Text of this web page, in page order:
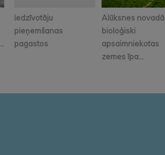
Iedzīvotāju
pieņemšanas
pagastos
Alūksnes novadā
bioloģiski
apsaimniekotas
zemes īpa...